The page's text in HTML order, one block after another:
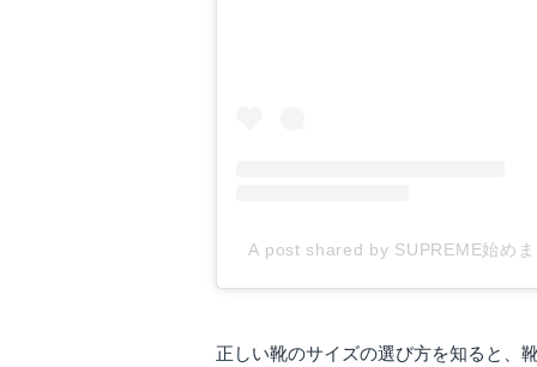
A post shared by SUPREME始め
正しい靴のサイズの選び方を知ると、